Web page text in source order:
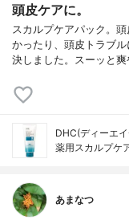
頭皮ケアに。
スカルプケアパック。
かったり、頭皮トラブ
決しました。スーッと
DHC(ディーエ
薬用スカルプケ
あまなつ